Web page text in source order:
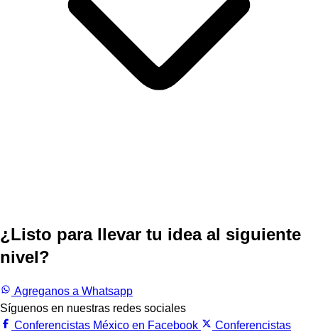
¿Listo para llevar tu idea al siguiente
nivel?
Agreganos a Whatsapp
Síguenos en nuestras redes sociales
Conferencistas México en Facebook
Conferencistas